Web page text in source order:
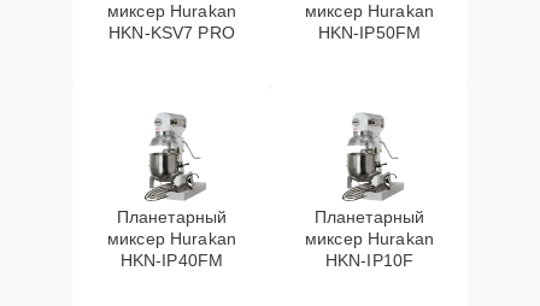
миксер Hurakan
HKN-KSV7 PRO
миксер Hurakan
HKN-IP50FM
Планетарный
миксер Hurakan
HKN-IP40FM
Планетарный
миксер Hurakan
HKN-IP10F